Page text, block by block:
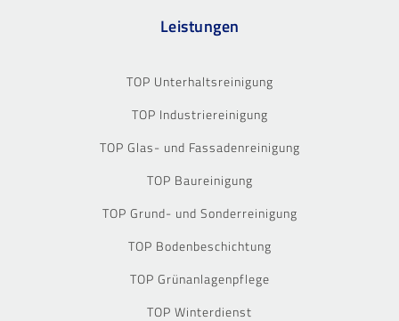
Leistungen
TOP Unterhaltsreinigung
TOP Industriereinigung
TOP Glas- und Fassadenreinigung
TOP Baureinigung
TOP Grund- und Sonderreinigung
TOP Bodenbeschichtung
TOP Grünanlagenpflege
TOP Winterdienst